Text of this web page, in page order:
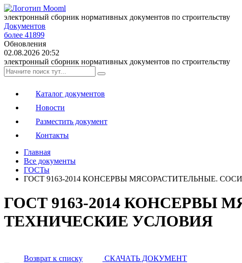
электронный сборник нормативных документов по строительству
Документов
более 41899
Обновления
02.08.2026 20:52
электронный сборник нормативных документов по строительству
Каталог документов
Новости
Разместить документ
Контакты
Главная
Все документы
ГОСТы
ГОСТ 9163-2014 КОНСЕРВЫ МЯСОРАСТИТЕЛЬНЫЕ.
ГОСТ 9163-2014
ТЕХНИЧЕСКИЕ УСЛОВИЯ
Возврат к списку
СКАЧАТЬ ДОКУМЕНТ